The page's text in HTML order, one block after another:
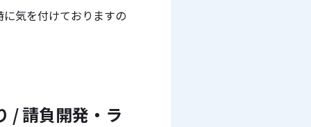
気を付けておりますの
/ 請負開発・ラ